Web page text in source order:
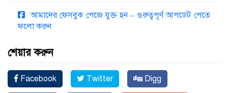
আমাদের ফেসবুক পেজে যুক্ত হন – গুরুত্বপূর্ণ আপডেট পেতে
ফলো করুন
শেয়ার করুন
Facebook Twitter Digg